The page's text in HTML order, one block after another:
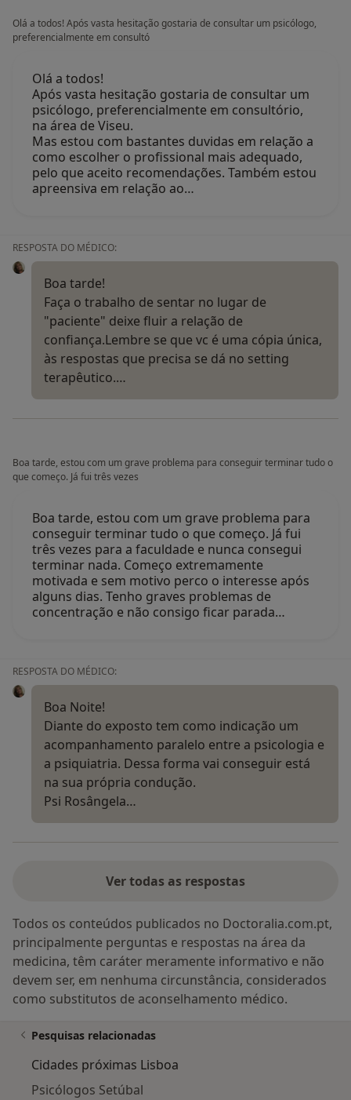
Olá a todos! Após vasta hesitação gostaria de consultar um psicólogo,
preferencialmente em consultó
Olá a todos!
Após vasta hesitação gostaria de consultar um
psicólogo, preferencialmente em consultório,
na área de Viseu.
Mas estou com bastantes duvidas em relação a
como escolher o profissional mais adequado,
pelo que aceito recomendações. Também estou
apreensiva em relação ao…
RESPOSTA DO MÉDICO:
Boa tarde!
Faça o trabalho de sentar no lugar de
"paciente" deixe fluir a relação de
confiança.Lembre se que vc é uma cópia única,
às respostas que precisa se dá no setting
terapêutico.…
Boa tarde, estou com um grave problema para conseguir terminar tudo o
que começo. Já fui três vezes
Boa tarde, estou com um grave problema para
conseguir terminar tudo o que começo. Já fui
três vezes para a faculdade e nunca consegui
terminar nada. Começo extremamente
motivada e sem motivo perco o interesse após
alguns dias. Tenho graves problemas de
concentração e não consigo ficar parada…
RESPOSTA DO MÉDICO:
Boa Noite!
Diante do exposto tem como indicação um
acompanhamento paralelo entre a psicologia e
a psiquiatria. Dessa forma vai conseguir está
na sua própria condução.
Psi Rosângela…
Ver todas as respostas
Todos os conteúdos publicados no Doctoralia.com.pt,
principalmente perguntas e respostas na área da
medicina, têm caráter meramente informativo e não
devem ser, em nenhuma circunstância, considerados
como substitutos de aconselhamento médico.
Pesquisas relacionadas
Cidades próximas Lisboa
Psicólogos Setúbal